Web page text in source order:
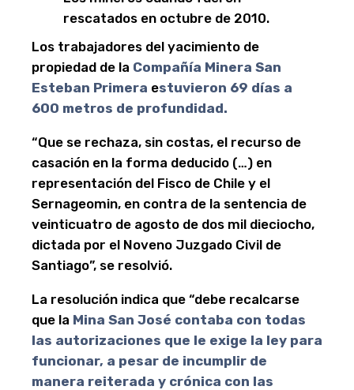
rescatados en octubre de 2010.
Los trabajadores del yacimiento de
propiedad de la Compañía Minera San
Esteban Primera estuvieron 69 días a
600 metros de profundidad.
“Que se rechaza, sin costas, el recurso de
casación en la forma deducido (…) en
representación del Fisco de Chile y el
Sernageomin, en contra de la sentencia de
veinticuatro de agosto de dos mil dieciocho,
dictada por el Noveno Juzgado Civil de
Santiago”, se resolvió.
La resolución indica que “debe recalcarse
que la Mina San José contaba con todas
las autorizaciones que le exige la ley para
funcionar, a pesar de incumplir de
manera reiterada y crónica con las